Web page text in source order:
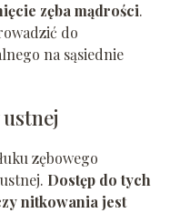
zęba mądrości.
do
na sąsiednie
zębowego
Dostęp do tych
nitkowania jest